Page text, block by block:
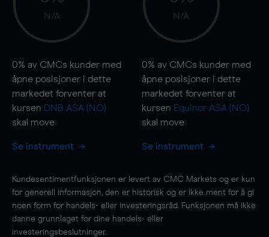
N/A
0% av CMCs kunder med
åpne posisjoner i dette
markedet forventer at
kursen DNB ASA (NO)
skal move
Se instrument
N/A
0% av CMCs kunder med
åpne posisjoner i dette
markedet forventer at
kursen Equinor ASA (NO)
skal move
Se instrument
Kundesentimentfunksjonen er levert av CMC Markets og er kun
for generell informasjon, den er historisk og er ikke ment for å gi
noen form for handels- eller investeringsråd. Funksjonen må ikke
danne grunnlaget for dine handels- eller
investeringsbeslutninger.